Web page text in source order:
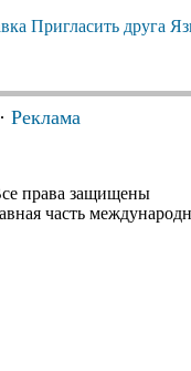
Пригласить друга
· Реклама
права защищены
часть